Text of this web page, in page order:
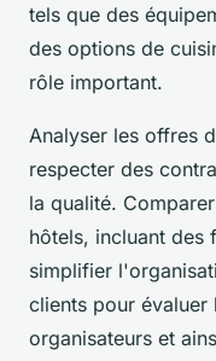
tels que des
des options de
rôle important.
Analyser les offres
respecter des
la qualité.
hôtels, incluant
simplifier
clients pour
organisateurs et